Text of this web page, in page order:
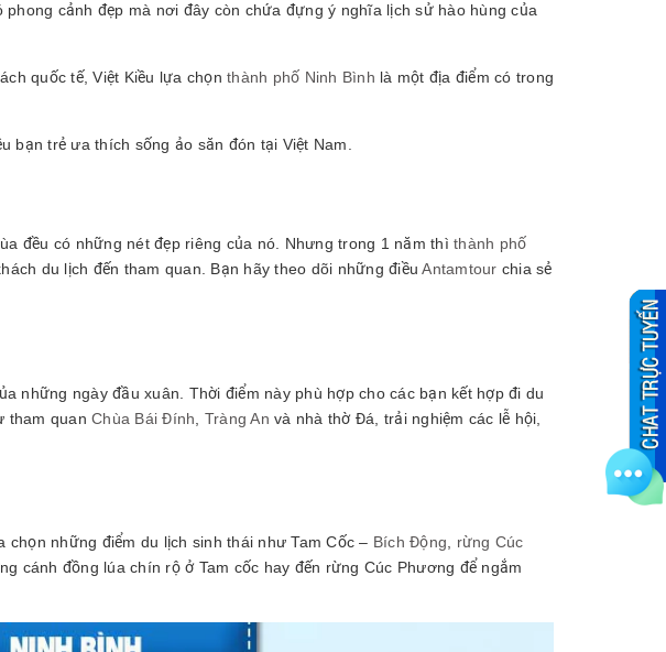
phong cảnh đẹp mà nơi đây còn chứa đựng ý nghĩa lịch sử hào hùng của
quốc tế, Việt Kiều lựa chọn thành phố Ninh Bình là một địa điểm có trong
bạn trẻ ưa thích sống ảo săn đón tại Việt Nam.
đều có những nét đẹp riêng của nó. Nhưng trong 1 năm thì thành phố
du lịch đến tham quan. Bạn hãy theo dõi những điềuAntamtour chia sẻ
những ngày đầu xuân. Thời điểm này phù hợp cho các bạn kết hợp đi du
tham quan Chùa Bái Đính Tràng An và nhà thờ Đá, trải nghiệm các lễ hội,
những điểm du lịch sinh thái như Tam Cốc – Bích Động, rừng Cúc
cánh đồng lúa chín rộ ở Tam cốc hay đến rừng Cúc Phương để ngắm